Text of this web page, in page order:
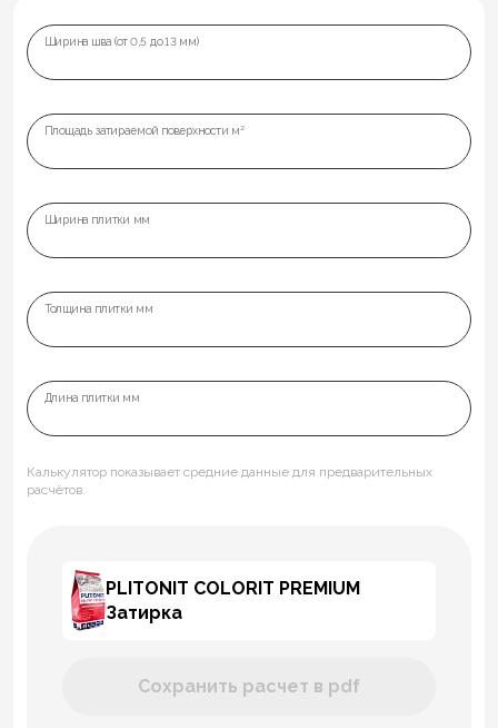
Ширина шва (от 0,5 до 13 мм)
Площадь затираемой поверхности м²
Ширина плитки мм
Толщина плитки мм
Длина плитки мм
Калькулятор показывает средние данные для предварительных
расчётов.
PLITONIT СOLORIT PREMIUM
Затирка
Сохранить расчет в pdf